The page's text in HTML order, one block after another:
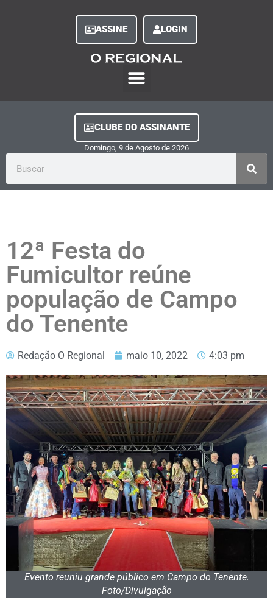
ASSINE LOGIN
CLUBE DO ASSINANTE
Domingo, 9 de Agosto de 2026
12ª Festa do
Fumicultor reúne
população de Campo
do Tenente
Redação O Regional maio 10, 2022 4:03 pm
Evento reuniu grande público em Campo do Tenente.
Foto/Divulgação